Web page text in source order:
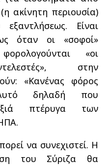
ακίνητη περιουσία)
εξαντλήσεως. Είναι
όταν οι «σοφοί»
«οι
στην
«Κανένας φόρος
δηλαδή που
πτέρυγα των
να συνεχιστεί. Η
του Σύριζα θα